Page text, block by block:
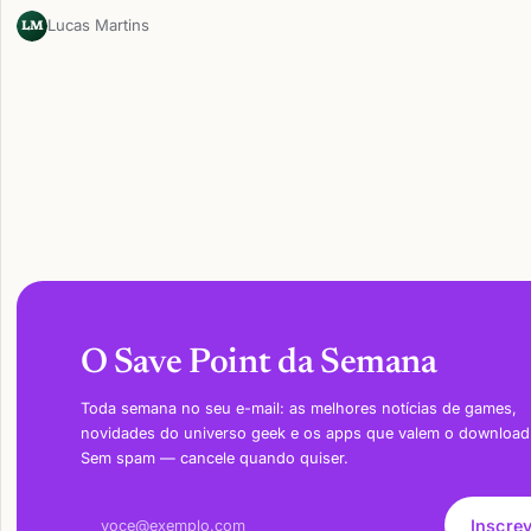
LM Lucas Martins
O Save Point da Semana
Toda semana no seu e-mail: as melhores notícias de games,
novidades do universo geek e os apps que valem o
Sem spam — cancele quando quiser.